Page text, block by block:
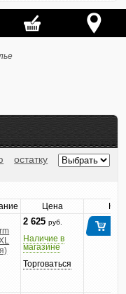
остатку
Цена
2 625 руб.
Наличие в
магазине
Торговаться